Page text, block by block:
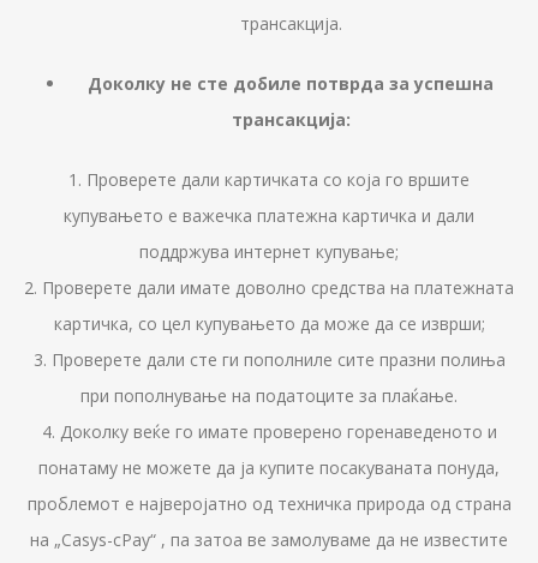
трансакција.
Доколку не сте добиле потврда за успешна
трансакција:
1. Проверете дали картичката со која го вршите
купувањето е важечка платежна картичка и дали
поддржува интернет купување;
2. Проверете дали имате доволно средства на платежната
картичка, со цел купувањето да може да се изврши;
3. Проверете дали сте ги пополниле сите празни полиња
при пополнување на податоците за плаќање.
4. Доколку веќе го имате проверено горенаведеното и
понатаму не можете да ја купите посакуваната понуда,
проблемот е најверојатно од техничка природа од страна
на „Casys-cPay“ , па затоа ве замолуваме да не известите